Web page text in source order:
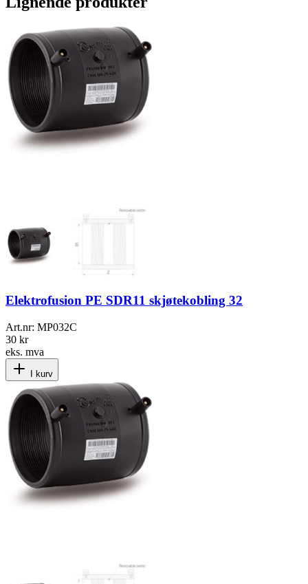
Elektrofusion PE SDR11 skjøtekobling 32
Art.nr: MP032C
30 kr
eks. mva
I kurv